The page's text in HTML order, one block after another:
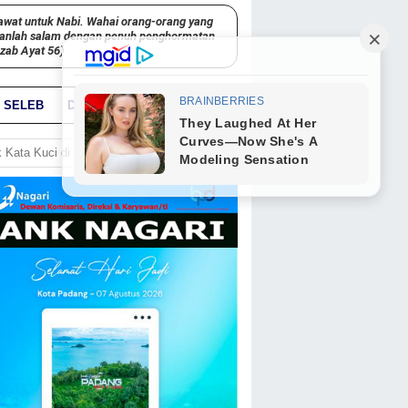
untuk Nabi. Wahai orang-orang yang
salam dengan penuh penghormatan
Ayat 56)
SELEB DUNIA PARIWARA
GO